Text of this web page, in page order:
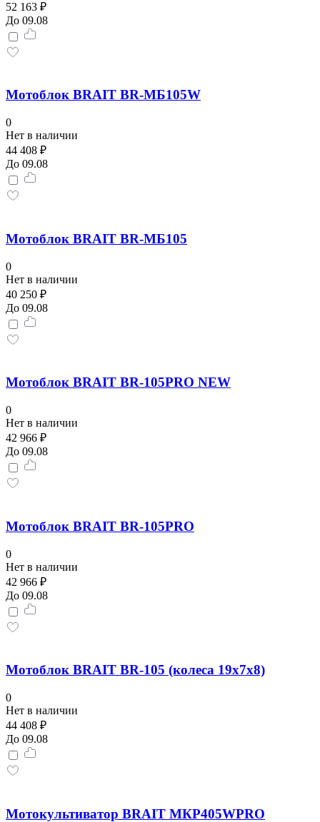
52 163 ₽
До 09.08
Мотоблок BRAIT BR-МБ105W
0
Нет в наличии
44 408 ₽
До 09.08
Мотоблок BRAIT BR-МБ105
0
Нет в наличии
40 250 ₽
До 09.08
Мотоблок BRAIT BR-105PRO NEW
0
Нет в наличии
42 966 ₽
До 09.08
Мотоблок BRAIT BR-105PRO
0
Нет в наличии
42 966 ₽
До 09.08
Мотоблок BRAIT BR-105 (колеса 19х7х8)
0
Нет в наличии
44 408 ₽
До 09.08
Мотокультиватор BRAIT МКР405WPRO